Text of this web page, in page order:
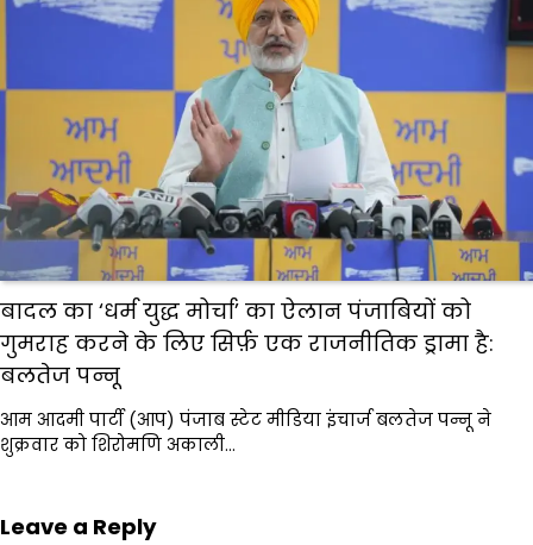
बादल का ‘धर्म युद्ध मोर्चा’ का ऐलान पंजाबियों को
गुमराह करने के लिए सिर्फ़ एक राजनीतिक ड्रामा है:
बलतेज पन्नू
आम आदमी पार्टी (आप) पंजाब स्टेट मीडिया इंचार्ज बलतेज पन्नू ने
शुक्रवार को शिरोमणि अकाली…
Leave a Reply